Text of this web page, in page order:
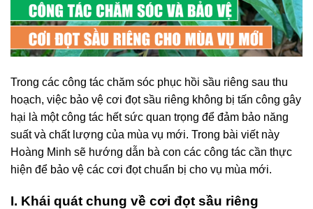
Trong các công tác chăm sóc phục hồi sầu riêng sau thu
hoạch, việc bảo vệ cơi đọt sầu riêng không bị tấn công gây
hại là một công tác hết sức quan trọng để đảm bảo năng
suất và chất lượng của mùa vụ mới. Trong bài viết này
Hoàng Minh sẽ hướng dẫn bà con các công tác cần thực
hiện để bảo vệ các cơi đọt chuẩn bị cho vụ mùa mới.
I. Khái quát chung về cơi đọt sầu riêng